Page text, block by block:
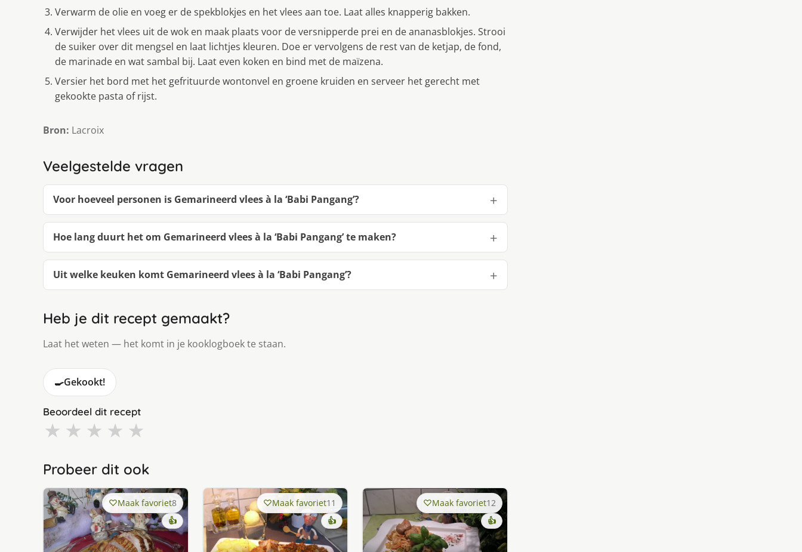
Verwarm de olie en voeg er de spekblokjes en het vlees aan toe. Laat alles knapperig bakken.
Verwijder het vlees uit de wok en maak plaats voor de versnipperde prei en de ananasblokjes. Strooi
de suiker over dit mengsel en laat lichtjes kleuren. Doe er vervolgens de rest van de ketjap, de fond,
de marinade en wat sambal bij. Laat even koken en bind met de maïzena.
Versier het bord met het gefrituurde wontonvel en groene kruiden en serveer het gerecht met
gekookte pasta of rijst.
Bron: Lacroix
Veelgestelde vragen
Voor hoeveel personen is Gemarineerd vlees à la ‘Babi Pangang’?
Hoe lang duurt het om Gemarineerd vlees à la ‘Babi Pangang’ te maken?
Uit welke keuken komt Gemarineerd vlees à la ‘Babi Pangang’?
Heb je dit recept gemaakt?
Laat het weten — het komt in je kooklogboek te staan.
🍳Gekookt!
Beoordeel dit recept
★ ★ ★ ★ ★
Probeer dit ook
Maak favoriet8
👍
Maak favoriet11
👍
Maak favoriet12
👍